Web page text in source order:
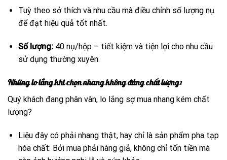
Tuỳ theo sở thích và nhu cầu mà điều chỉnh số lượng nụ
để đạt hiệu quả tốt nhất.
Số lượng:40 nụ/hộp – tiết kiệm và tiện lợi cho nhu cầu
sử dụng thường xuyên.
Những lo lắng khi chọn nhang không đúng chất lượng:
Quý khách đang phân vân, lo lắng sợ mua nhang kém chất
lượng?
Liệu đây có phải nhang thật, hay chỉ là sản phẩm pha tạp
hóa chất: Bởi mua phải hàng giả, không chỉ tốn tiền mà